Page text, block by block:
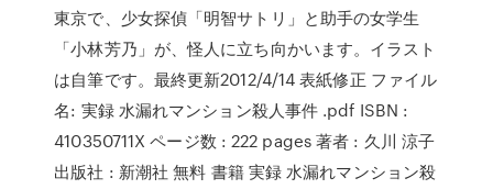
東京で、少女探偵「明智サトリ」と助手の女学生
「小林芳乃」が、怪人に立ち向かいます。イラスト
は自筆です。最終更新2012/4/14 表紙修正 ファイル
名: 実録 水漏れマンション殺人事件 .pdf ISBN :
410350711X ページ数 : 222 pages 著者 : 久川 涼子
出版社 : 新潮社 無料 書籍 実録 水漏れマンション殺